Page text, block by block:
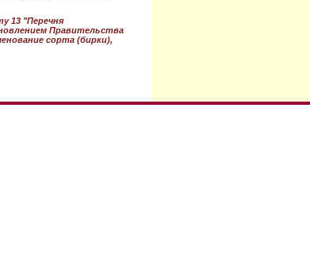
13 "Перечня
Правительства
сорта (бирки),